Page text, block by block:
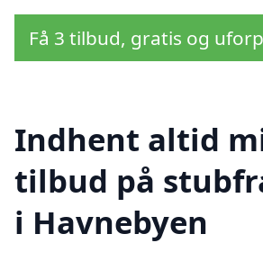
Få 3 tilbud, gratis og
Indhent altid
tilbud på
i Havnebyen